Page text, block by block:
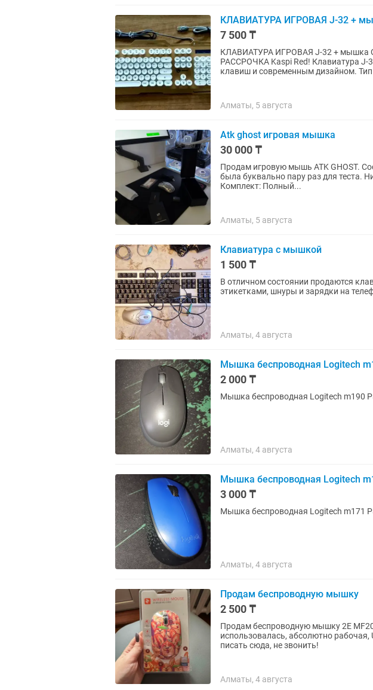
КЛАВИАТУРА ИГРОВАЯ J-32 +
7 500 ₸
КЛАВИАТУРА ИГРОВАЯ J-32 + мышка ОГРОМНЫЙ ВЫБОР КЛАВИАТУР! ОПТОМ И В РОЗНИЦУ!
РАССРОЧКА Kaspi Red! Клавиатура J-32 - это стильная тонкая клавиатура с мягким ходом
клавиш и современным дизайном.
Алматы, 5 августа
Atk ghost игровая мышка
30 000 ₸
Продам игровую мышь ATK GHOST. Состояние: Идеальное, как из магазина. В использовании
была буквально пару раз для теста.
Комплект: Полный...
Алматы, 5 августа
Клавиатура с мышкой
1 500 ₸
В отличном состоянии продаются
этикетками, шнуры и зарядки на
Алматы, 4 августа
Мышка беспроводная Logitech
2 000 ₸
Мышка беспроводная Logitech m190
Алматы, 4 августа
Мышка беспроводная Logitech
3 000 ₸
Мышка беспроводная Logitech m171
Алматы, 4 августа
Продам беспроводную мышку
2 500 ₸
Продам беспроводную мышку 2E
использовалась, абсолютно
писать сюда, не звонить!
Алматы, 4 августа